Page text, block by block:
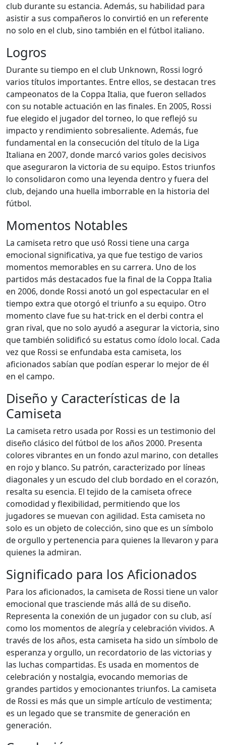
club durante su estancia. Además, su habilidad para
asistir a sus compañeros lo convirtió en un referente
no solo en el club, sino también en el fútbol italiano.
Logros
Durante su tiempo en el club Unknown, Rossi logró
varios títulos importantes. Entre ellos, se destacan tres
campeonatos de la Coppa Italia, que fueron sellados
con su notable actuación en las finales. En 2005, Rossi
fue elegido el jugador del torneo, lo que reflejó su
impacto y rendimiento sobresaliente. Además, fue
fundamental en la consecución del título de la Liga
Italiana en 2007, donde marcó varios goles decisivos
que aseguraron la victoria de su equipo. Estos triunfos
lo consolidaron como una leyenda dentro y fuera del
club, dejando una huella imborrable en la historia del
fútbol.
Momentos Notables
La camiseta retro que usó Rossi tiene una carga
emocional significativa, ya que fue testigo de varios
momentos memorables en su carrera. Uno de los
partidos más destacados fue la final de la Coppa Italia
en 2006, donde Rossi anotó un gol espectacular en el
tiempo extra que otorgó el triunfo a su equipo. Otro
momento clave fue su hat-trick en el derbi contra el
gran rival, que no solo ayudó a asegurar la victoria, sino
que también solidificó su estatus como ídolo local. Cada
vez que Rossi se enfundaba esta camiseta, los
aficionados sabían que podían esperar lo mejor de él
en el campo.
Diseño y Características de la
Camiseta
La camiseta retro usada por Rossi es un testimonio del
diseño clásico del fútbol de los años 2000. Presenta
colores vibrantes en un fondo azul marino, con detalles
en rojo y blanco. Su patrón, caracterizado por líneas
diagonales y un escudo del club bordado en el corazón,
resalta su esencia. El tejido de la camiseta ofrece
comodidad y flexibilidad, permitiendo que los
jugadores se muevan con agilidad. Esta camiseta no
solo es un objeto de colección, sino que es un símbolo
de orgullo y pertenencia para quienes la llevaron y para
quienes la admiran.
Significado para los Aficionados
Para los aficionados, la camiseta de Rossi tiene un valor
emocional que trasciende más allá de su diseño.
Representa la conexión de un jugador con su club, así
como los momentos de alegría y celebración vividos. A
través de los años, esta camiseta ha sido un símbolo de
esperanza y orgullo, un recordatorio de las victorias y
las luchas compartidas. Es usada en momentos de
celebración y nostalgia, evocando memorias de
grandes partidos y emocionantes triunfos. La camiseta
de Rossi es más que un simple artículo de vestimenta;
es un legado que se transmite de generación en
generación.